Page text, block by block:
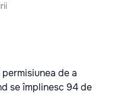
de a
se împlinesc 94 de